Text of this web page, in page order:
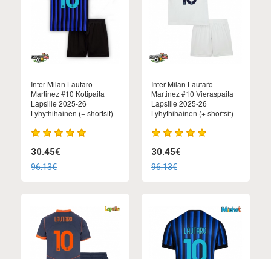
Inter Milan Lautaro
Martinez #10 Kotipaita
Lapsille 2025-26
Lyhythihainen (+ shortsit)
30.45€
96.13€
Inter Milan Lautaro
Martinez #10 Vieraspaita
Lapsille 2025-26
Lyhythihainen (+ shortsit)
30.45€
96.13€